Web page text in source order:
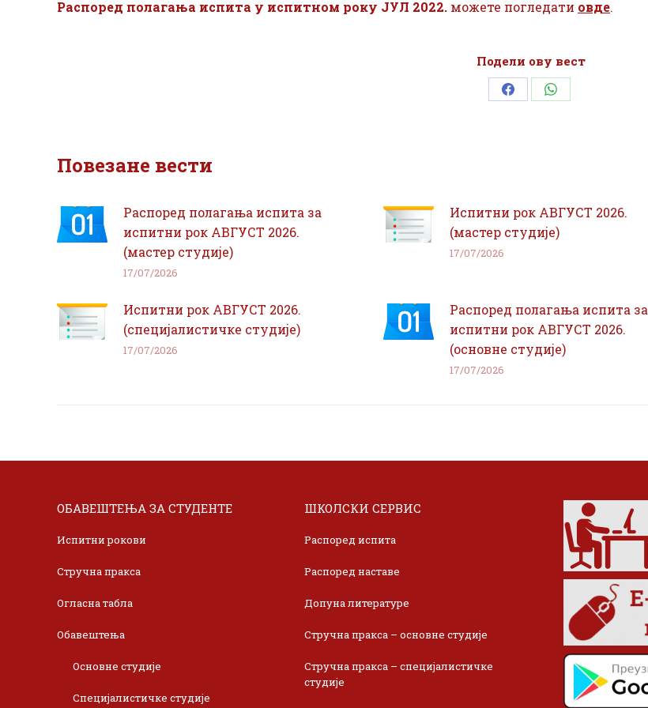
Распоред полагања испита у испитном року ЈУЛ 2022. можете погледати овде.
Подели ову вест
Share Share
Повезане вести
Распоред полагања испита за
испитни рок АВГУСТ 2026.
(мастер студије)
17/07/2026
Испитни рок АВГУСТ 2026.
(мастер студије)
17/07/2026
Испитни рок АВГУСТ 2026.
(специјалистичке студије)
17/07/2026
Распоред полагања испита за
испитни рок АВГУСТ 2026.
(основне студије)
17/07/2026
ОБАВЕШТЕЊА ЗА СТУДЕНТЕ
Испитни рокови
Стручна пракса
Огласна табла
Обавештења
Основне студије
Специјалистичке студије
ШКОЛСКИ СЕРВИС
Распоред испита
Распоред наставе
Допуна литературе
Стручна пракса – основне студије
Стручна пракса – специјалистичке
студије